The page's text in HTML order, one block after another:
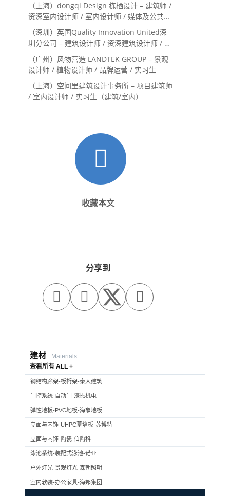
（上海）dongqi Design 栋栖设计 – 建筑师 /
资深室内设计师 / 室内设计师 / 媒体及公共关
系主管 / 设计实习生（常年招聘）
（深圳）英国Quality Innovation United深
圳分公司 – 建筑设计师 / 资深建筑设计师 / 室
内设计师 / 设计实习生
（广州）风物营造 LANDTEK GROUP – 景观
设计师 / 植物设计师 / 品牌运营 / 实习生
（上海）空间里建筑设计事务所 – 项目建筑师
/ 室内设计师 / 实习生（建筑/室内）
收藏本文
分享到
  
建材
Materials
查看所有 ALL +
钢结构廊架-板桁架-泰大建筑
门控系统-自动门-濠振机电
弹性地板-PVC地板-海象地板
立面与内饰-UHPC幕墙板-苏博特
立面与内饰-陶瓷-伯陶科
泳池系统-装配式泳池-诺亚
户外灯光-景观灯光-森朝照明
室内软装-办公家具-海邦集团